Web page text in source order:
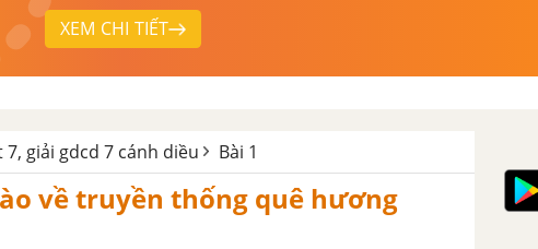
XEM CHI TIẾT
giải gdcd 7 cánh diều Bài 1
về truyền thống quê hương